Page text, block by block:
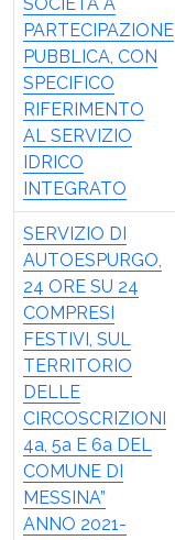
PARTECIPAZIONE
PUBBLICA, CON
SPECIFICO
RIFERIMENTO
AL SERVIZIO
IDRICO
INTEGRATO
SERVIZIO DI
AUTOESPURGO,
24 ORE SU 24
COMPRESI
FESTIVI, SUL
TERRITORIO
DELLE
CIRCOSCRIZIONI
4a, 5a E 6a DEL
COMUNE DI
MESSINA”
ANNO 2021-